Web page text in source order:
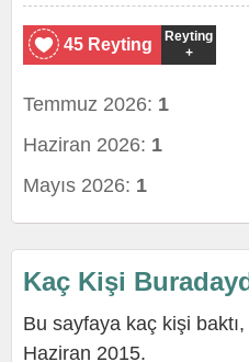
45 Reyting
Reyting
+
Temmuz 2026: 1
Haziran 2026: 1
Mayıs 2026: 1
Kaç Kişi
Bu sayfaya kaç kişi
Haziran 2015.